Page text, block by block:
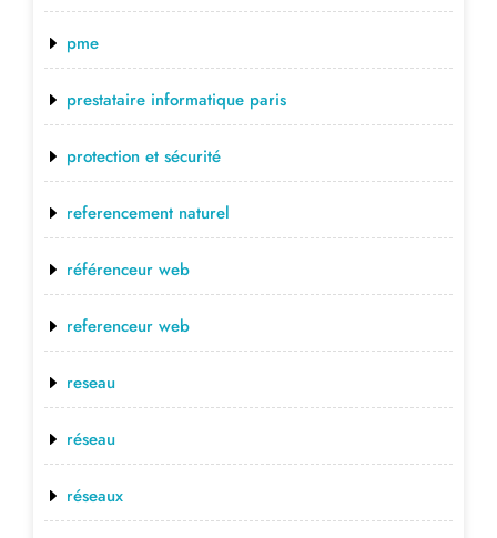
pme
prestataire informatique paris
protection et sécurité
referencement naturel
référenceur web
referenceur web
reseau
réseau
réseaux